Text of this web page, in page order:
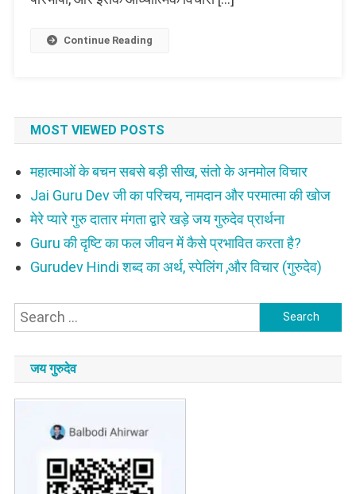
Continue Reading
MOST VIEWED POSTS
महात्माओं के बचन सबसे बड़ी सीख, संतो के अनमोल विचार
Jai Guru Dev जी का परिचय, नामदान और परमात्मा की खोज
मेरे प्यारे गुरु दातार मंगता द्वारे खड़े जय गुरुदेव प्रार्थना
Guru की दृष्टि का फल जीवन में कैसे प्रभावित करता है?
Gurudev Hindi शब्द का अर्थ, स्पेलिंग ,और विचार (गुरुदेव)
Search
for:
जय गुरुदेव